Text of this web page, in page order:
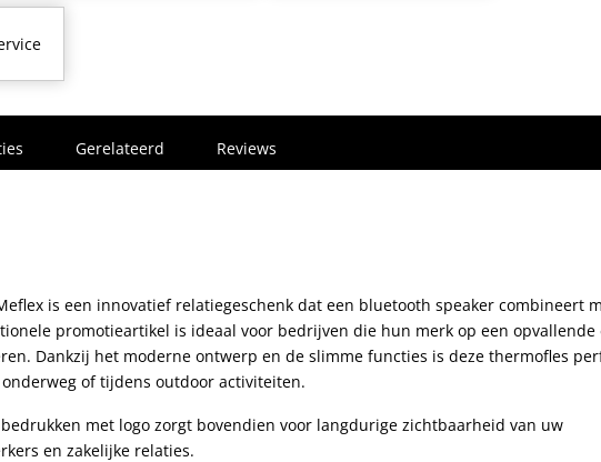
Gerelateerd Reviews
is een innovatief relatiegeschenk dat een bluetooth speaker combineert
promotieartikel is ideaal voor bedrijven die hun merk op een opvallende
Dankzij het moderne ontwerp en de slimme functies is deze thermofles
of tijdens outdoor activiteiten.
met logo zorgt bovendien voor langdurige zichtbaarheid van uw
en zakelijke relaties.